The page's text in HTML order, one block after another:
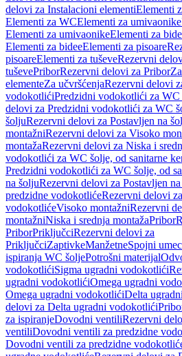
delovi za Instalacioni elementiElementi
Elementi za WCElementi za umivaonike
Elementi za umivaonikeElementi za
Elementi za bideeElementi za pisoare
pisoareElementi za tuševeRezervni
tuševePriborRezervni delovi za Pribor
elementeZa učvršćenjaRezervni delovi
vodokotlićiPredzidni vodokotlići za WC
delovi za Predzidni vodokotlići za WC
šoljuRezervni delovi za Postavljen na
montažniRezervni delovi za Visoko
montažaRezervni delovi za Niska i
vodokotlići za WC šolje, od sanitarne
Predzidni vodokotlići za WC šolje, od
na šoljuRezervni delovi za Postavljen
predzidne vodokotlićeRezervni delovi
vodokotlićeVisoko montažniRezervni
montažniNiska i srednja montažaPribor
PriborPriključciRezervni delovi za
PriključciZaptivkeManžetneSpojni
ispiranja WC šoljePotrošni materijal
vodokotlićiSigma ugradni vodokotlići
ugradni vodokotlićiOmega ugradni
Omega ugradni vodokotlićiDelta
delovi za Delta ugradni vodokotlići
za ispiranjeDovodni ventiliRezervni
ventiliDovodni ventili za predzidne
Dovodni ventili za predzidne